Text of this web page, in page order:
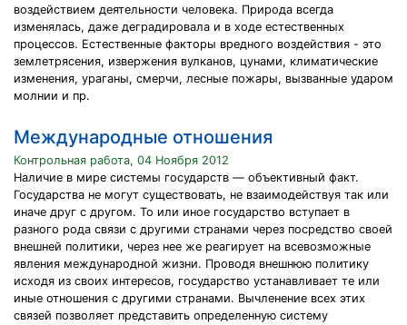
воздействием деятельности человека. Природа всегда
изменялась, даже деградировала и в ходе естественных
процессов. Естественные факторы вредного воздействия - это
землетрясения, извержения вулканов, цунами, климатические
изменения, ураганы, смерчи, лесные пожары, вызванные ударом
молнии и пр.
Международные отношения
Контрольная работа, 04 Ноября 2012
Наличие в мире системы государств — объективный факт.
Государства не могут существовать, не взаимодействуя так или
иначе друг с другом. То или иное государство вступает в
разного рода связи с другими странами через посредство своей
внешней политики, через нее же реагирует на всевозможные
явления международной жизни. Проводя внешнюю политику
исходя из своих интересов, государство устанавливает те или
иные отношения с другими странами. Вычленение всех этих
связей позволяет представить определенную систему